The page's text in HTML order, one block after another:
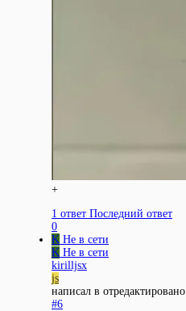
+
1 ответ Последний ответ
0
K Не в сети
K Не в сети
kirilljsx
js
написал в отредактировано
#6